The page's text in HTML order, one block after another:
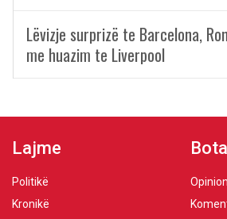
Lëvizje surprizë te Barcelona,
me huazim te Liverpool
Lajme
Politikë
Kronikë
Bota
Opinion